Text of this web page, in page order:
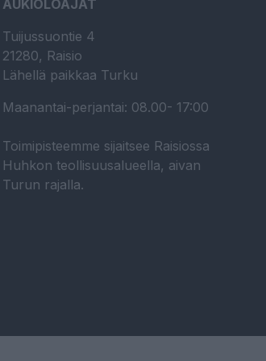
AUKIOLOAJAT
Tuijussuontie 4
21280, Raisio
Lähellä paikkaa Turku
Maanantai-perjantai: 08.00- 17:00
Toimipisteemme sijaitsee Raisiossa
Huhkon teollisuusalueella, aivan
Turun rajalla.